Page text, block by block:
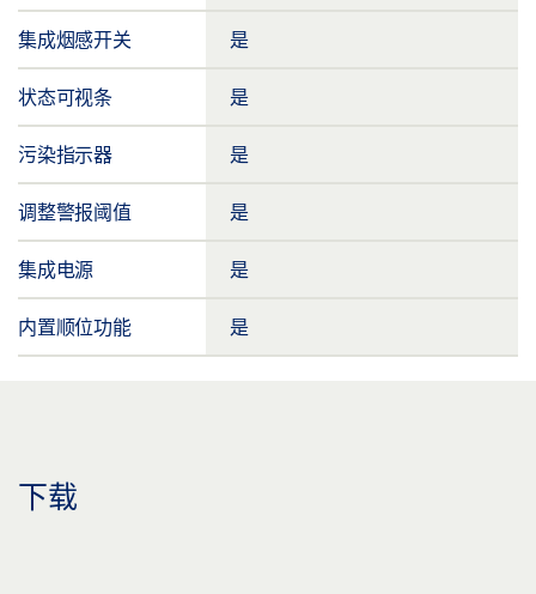
集成烟感开关 是
状态可视条 是
污染指示器 是
调整警报阈值 是
集成电源 是
内置顺位功能 是
下载